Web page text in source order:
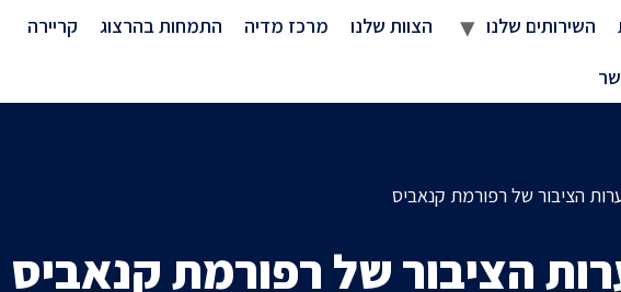
השירותים שלנו הצוות שלנו מרכז מדיה התמחות בהרצוג קריירה
הציבור של רפורמת קנאביס
הציבור של רפורמת קנאביס